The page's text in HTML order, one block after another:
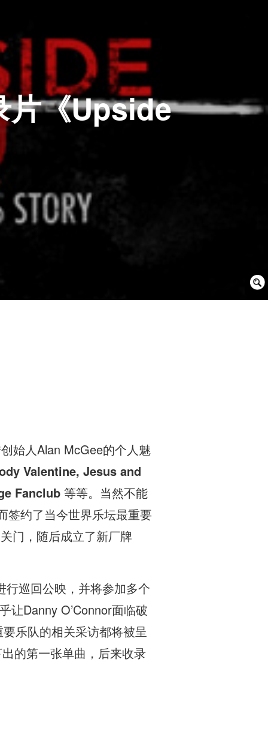
片《Upside
始人Alan McGee的个人魅
Valentine, Jesus and
Fanclub 等等。当然不能
签约了当今世界乐坛最重要
门，随后成立了新厂牌
行巡回公映，并将参加多个
让Danny O’Connor面临破
乐队的相关采访都将被呈
的第一张单曲，后来收录